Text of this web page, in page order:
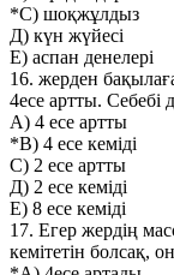
*С) шоқжұлдыз
Д) күн жүйесі
Е) аспан денелері
16. жерден
4есе артты.
А) 4 есе артты
*В) 4 есе кеміді
С) 2 есе артты
Д) 2 есе кеміді
Е) 8 есе кеміді
17. Егер жердің
кемітетін болсақ,